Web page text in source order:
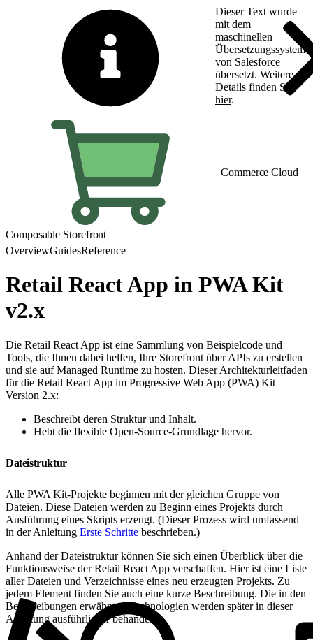
Dieser Text wurde
mit dem
maschinellen
Übersetzungssystem
von Salesforce
übersetzt. Weitere
Details finden Sie
hier.
Commerce Cloud
Composable Storefront
OverviewGuidesReference
Retail React App in PWA Kit
v2.x
Die Retail React App ist eine Sammlung von Beispielcode und
Tools, die Ihnen dabei helfen, Ihre Storefront über APIs zu erstellen
und sie auf Managed Runtime zu hosten. Dieser Architekturleitfaden
für die Retail React App im Progressive Web App (PWA) Kit
Version 2.x:
Beschreibt deren Struktur und Inhalt.
Hebt die flexible Open-Source-Grundlage hervor.
Dateistruktur
Alle PWA Kit-Projekte beginnen mit der gleichen Gruppe von
Dateien. Diese Dateien werden zu Beginn eines Projekts durch
Ausführung eines Skripts erzeugt. (Dieser Prozess wird umfassend
in der Anleitung Erste Schritte beschrieben.)
Anhand der Dateistruktur können Sie sich einen Überblick über die
Funktionsweise der Retail React App verschaffen. Hier ist eine Liste
aller Dateien und Verzeichnisse eines neu erzeugten Projekts. Zu
jedem Element finden Sie auch eine kurze Beschreibung. Die in den
Beschreibungen erwähnten Technologien werden später in dieser
Anleitung ausführlicher behandelt.